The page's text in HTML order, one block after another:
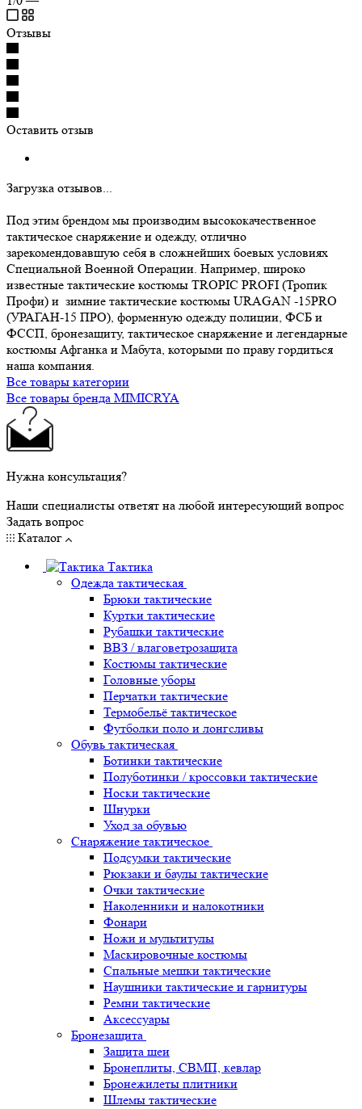
Отзывы
Оставить отзыв
Загрузка отзывов...
Под этим брендом мы производим высококачественное
тактическое снаряжение и одежду, отлично
зарекомендовавшую себя в сложнейших боевых условиях
Специальной Военной Операции. Например, широко
известные тактические костюмы TROPIC PROFI (Тропик
Профи) и зимние тактические костюмы URAGAN -15PRO
(УРАГАН-15 ПРО), форменную одежду полиции, ФСБ и
ФССП, бронезащиту, тактическое снаряжение и легендарные
костюмы Афганка и Мабута, которыми по праву гордиться
наша компания.
Все товары категории
Все товары бренда MIMICRYA
Нужна консультация?
Наши специалисты ответят на любой интересующий вопрос
Задать вопрос
Каталог
Тактика
Одежда тактическая
Брюки тактические
Куртки тактические
Рубашки тактические
ВВЗ / влаговетрозащита
Костюмы тактические
Головные уборы
Перчатки тактические
Термобельё тактическое
Футболки поло и лонгсливы
Обувь тактическая
Ботинки тактические
Полуботинки / кроссовки тактические
Носки тактические
Шнурки
Уход за обувью
Снаряжение тактическое
Подсумки тактические
Рюкзаки и баулы тактические
Очки тактические
Наколенники и налокотники
Фонари
Ножи и мультитулы
Маскировочные костюмы
Спальные мешки тактические
Наушники тактические и гарнитуры
Ремни тактические
Аксессуары
Бронезащита
Защита шеи
Бронеплиты, СВМП, кевлар
Бронежилеты плитники
Шлемы тактические